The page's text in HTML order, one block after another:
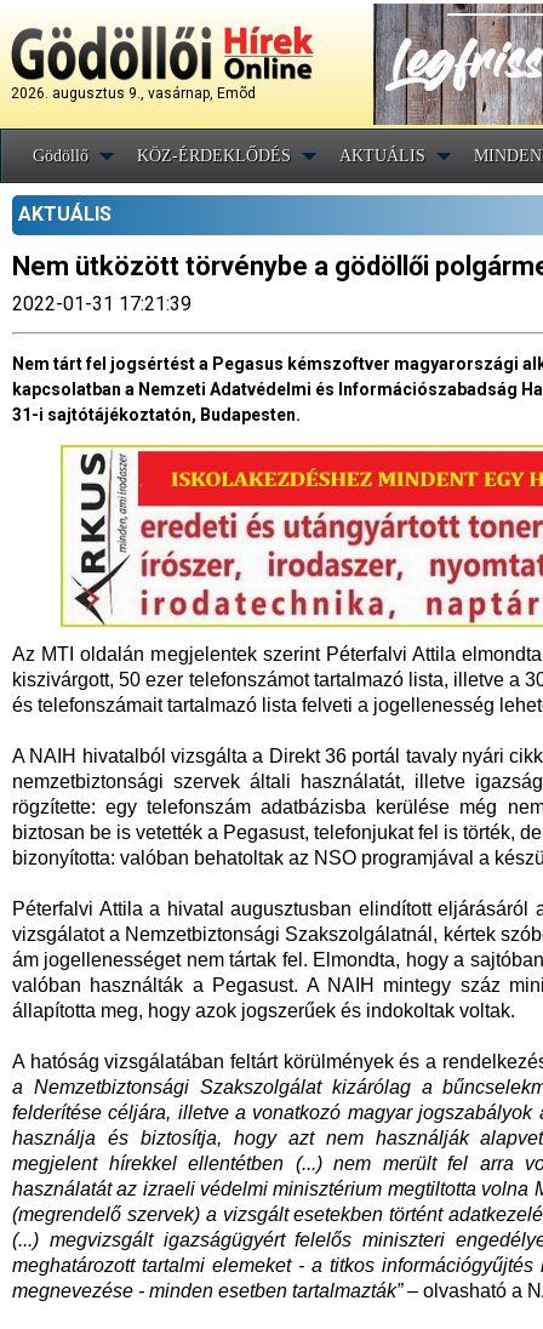
2026. augusztus 9., vasárnap, Emõd
Gödöllő KÖZ-ÉRDEKLŐDÉS AKTUÁLIS
AKTUÁLIS
Nem ütközött törvénybe a gödöllői
2022-01-31 17:21:39
Nem tárt fel jogsértést a Pegasus kémszoftver magyarországi
kapcsolatban a Nemzeti Adatvédelmi és Információszabadság
31-i sajtótájékoztatón, Budapesten.
Az MTI oldalán megjelentek szerint Péterfalvi Attila
kiszivárgott, 50 ezer telefonszámot tartalmazó lista, illetve a
és telefonszámait tartalmazó lista felveti a jogellenesség
A NAIH hivatalból vizsgálta a Direkt 36 portál tavaly nyári
nemzetbiztonsági szervek általi használatát, illetve
rögzítette: egy telefonszám adatbázisba kerülése még
biztosan be is vetették a Pegasust, telefonjukat fel is törték,
bizonyította: valóban behatoltak az NSO programjával a
Péterfalvi Attila a hivatal augusztusban elindított eljárásáról
vizsgálatot a Nemzetbiztonsági Szakszolgálatnál, kértek
ám jogellenességet nem tártak fel. Elmondta, hogy a
valóban használták a Pegasust. A NAIH mintegy száz
állapította meg, hogy azok jogszerűek és indokoltak voltak.
A hatóság vizsgálatában feltárt körülmények és a
a Nemzetbiztonsági Szakszolgálat kizárólag a
felderítése céljára, illetve a vonatkozó magyar
használja és biztosítja, hogy azt nem használják
megjelent hírekkel ellentétben (...) nem merült fel arra
használatát az izraeli védelmi minisztérium megtiltotta volna
(megrendelő szervek) a vizsgált esetekben történt
(...) megvizsgált igazságügyért felelős miniszteri
meghatározott tartalmi elemeket - a titkos
megnevezése - minden esetben tartalmazták”– olvasható a